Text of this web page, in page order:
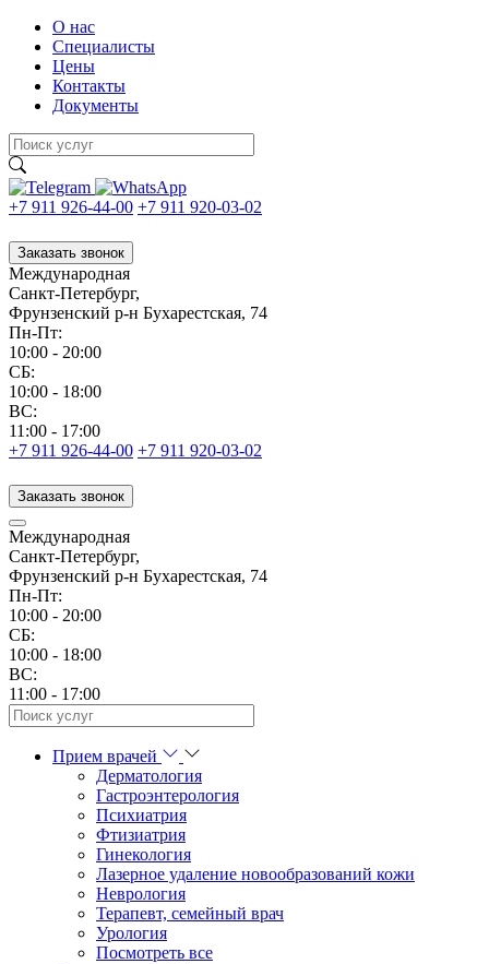
О нас
Специалисты
Цены
Контакты
Документы
+7 911 926-44-00 +7 911 920-03-02
Заказать звонок
Международная
Санкт-Петербург,
Фрунзенский р-н Бухарестская, 74
Пн-Пт:
10:00 - 20:00
CБ:
10:00 - 18:00
ВС:
11:00 - 17:00
+7 911 926-44-00 +7 911 920-03-02
Заказать звонок
Международная
Санкт-Петербург,
Фрунзенский р-н Бухарестская, 74
Пн-Пт:
10:00 - 20:00
CБ:
10:00 - 18:00
ВС:
11:00 - 17:00
Прием врачей
Дерматология
Гастроэнтерология
Психиатрия
Фтизиатрия
Гинекология
Лазерное удаление новообразований кожи
Неврология
Терапевт, семейный врач
Урология
Посмотреть все